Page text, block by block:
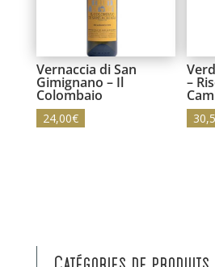
Vernaccia di San
Gimignano – Il
Colombaio
24,00€
–